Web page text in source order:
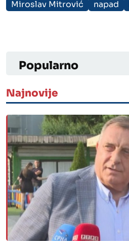
Miroslav Mitrović napad
Popularno
Najnovije